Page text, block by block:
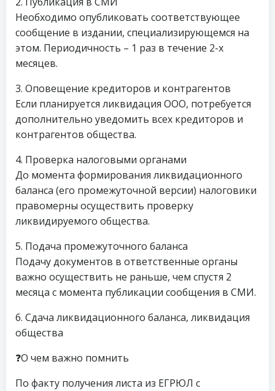
Необходимо опубликовать соответствующее
сообщение в издании, специализирующемся на
этом. Периодичность – 1 раз в течение 2-х
месяцев.
3. Оповещение кредиторов и контрагентов
Если планируется ликвидация ООО, потребуется
дополнительно уведомить всех кредиторов и
контрагентов общества.
4. Проверка налоговыми органами
До момента формирования ликвидационного
баланса (его промежуточной версии) налоговики
правомерны осуществить проверку
ликвидируемого общества.
5. Подача промежуточного баланса
Подачу документов в ответственные органы
важно осуществить не раньше, чем спустя 2
месяца с момента публикации сообщения в СМИ.
6. Сдача ликвидационного баланса, ликвидация
общества
❓О чем важно помнить
По факту получения листа из ЕГРЮЛ с